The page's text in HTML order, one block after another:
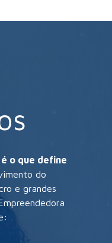
o que define
do
e grandes
: